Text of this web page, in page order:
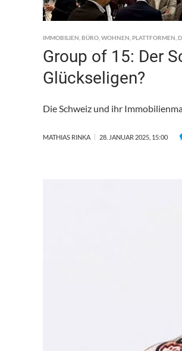
IMMOBILIEN BÜRO WOHNEN PLATTFORMEN
Group of 15: Der
Glückseligen?
Die Schweiz und ihr
MATHIAS RINKA 28. JANUAR 2025, 15:00